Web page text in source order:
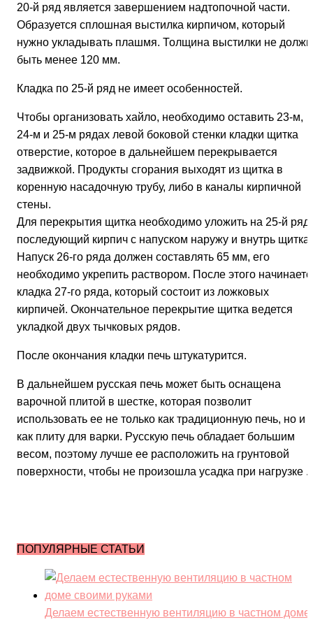
20-й ряд является завершением надтопочной части.
Образуется сплошная выстилка кирпичом, который
нужно укладывать плашмя. Толщина выстилки не
быть менее 120 мм.
Кладка по 25-й ряд не имеет особенностей.
Чтобы организовать хайло, необходимо оставить 23-м,
24-м и 25-м рядах левой боковой стенки кладки щитка
отверстие, которое в дальнейшем перекрывается
задвижкой. Продукты сгорания выходят из щитка в
коренную насадочную трубу, либо в каналы кирпичной
стены.
Для перекрытия щитка необходимо уложить на 25-й ряд
последующий кирпич с напуском наружу и внутрь щитка.
Напуск 26-го ряда должен составлять 65 мм, его
необходимо укрепить раствором. После этого
кладка 27-го ряда, который состоит из ложковых
кирпичей. Окончательное перекрытие щитка ведется
укладкой двух тычковых рядов.
После окончания кладки печь штукатурится.
В дальнейшем русская печь может быть оснащена
варочной плитой в шестке, которая позволит
использовать ее не только как традиционную печь, но и
как плиту для варки. Русскую печь обладает большим
весом, поэтому лучше ее расположить на грунтовой
поверхности, чтобы не произошла усадка при нагрузке .
ПОПУЛЯРНЫЕ СТАТЬИ
Делаем естественную вентиляцию в частном доме